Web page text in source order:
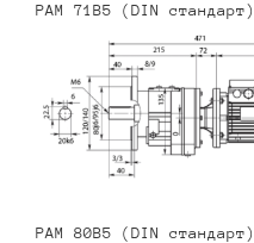
PAM 71B5 (DIN стандарт)
PAM 80B5 (DIN стандарт)